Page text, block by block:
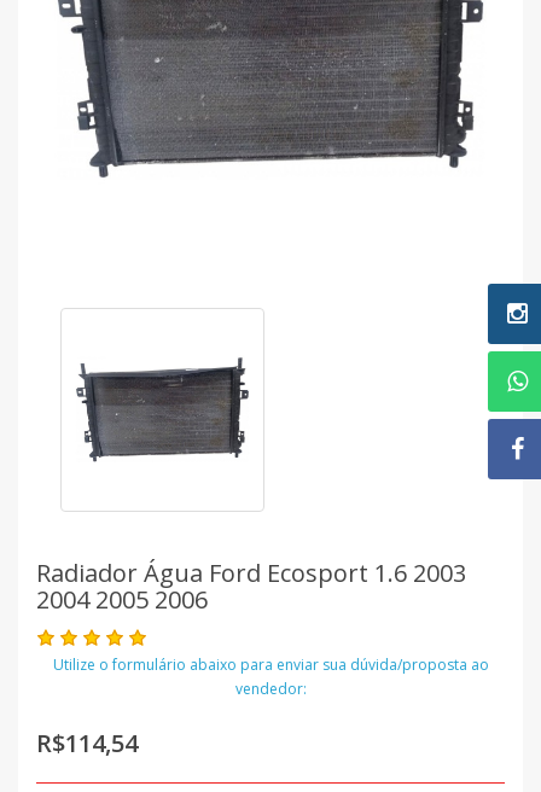
Radiador Água Ford Ecosport 1.6 2003
2004 2005 2006
Utilize o formulário abaixo para enviar sua dúvida/proposta ao
vendedor:
R$114,54